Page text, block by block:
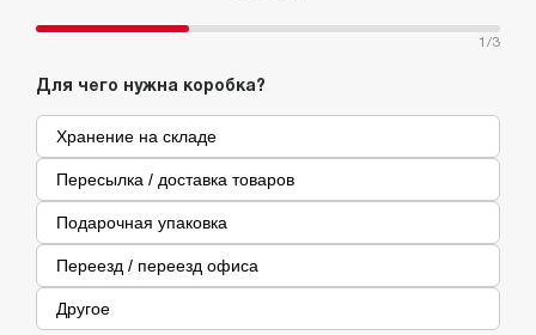
1 /3
Для чего нужна коробка?
Хранение на складе
Пересылка / доставка товаров
Подарочная упаковка
Переезд / переезд офиса
Другое